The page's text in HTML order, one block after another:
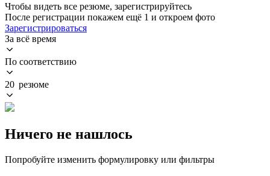
Чтобы видеть все резюме, зарегистрируйтесь
После регистрации покажем ещё 1 и откроем фото
Зарегистрироваться
За всё время
По соответствию
20 резюме
Ничего не нашлось
Попробуйте изменить формулировку или фильтры